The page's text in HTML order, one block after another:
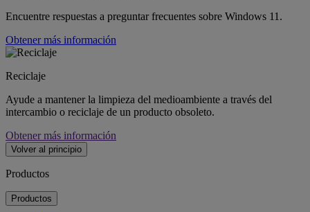
Encuentre respuestas a preguntar frecuentes sobre Windows 11.
Obtener más información
Reciclaje
Ayude a mantener la limpieza del medioambiente a través del
intercambio o reciclaje de un producto obsoleto.
Obtener más información
Volver al principio
Productos
Productos